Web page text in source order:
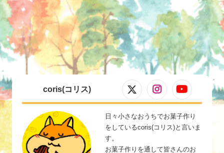
coris(コリス)
日々小さなおうちでお菓子作り
をしているcoris(コリス)と言いま
す。
お菓子作りを通して皆さんのお